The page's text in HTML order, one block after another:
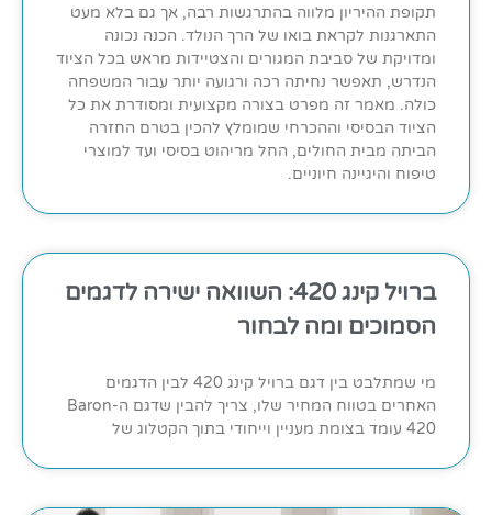
תקופת ההיריון מלווה בהתרגשות רבה, אך גם בלא מעט
התארגנות לקראת בואו של הרך הנולד. הכנה נכונה
ומדויקת של סביבת המגורים והצטיידות מראש בכל הציוד
הנדרש, תאפשר נחיתה רכה ורגועה יותר עבור המשפחה
כולה. מאמר זה מפרט בצורה מקצועית ומסודרת את כל
הציוד הבסיסי וההכרחי שמומלץ להכין בטרם החזרה
הביתה מבית החולים, החל מריהוט בסיסי ועד למוצרי
טיפוח והיגיינה חיוניים.
ברויל קינג 420: השוואה ישירה לדגמים
הסמוכים ומה לבחור
מי שמתלבט בין דגם ברויל קינג 420 לבין הדגמים
האחרים בטווח המחיר שלו, צריך להבין שדגם ה-Baron
420 עומד בצומת מעניין וייחודי בתוך הקטלוג של